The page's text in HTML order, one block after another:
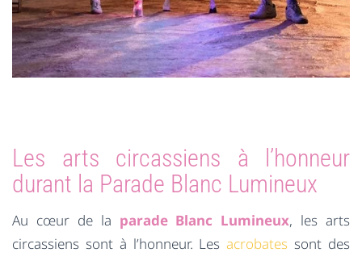
Les arts circassiens à l’honneur
durant la Parade Blanc Lumineux
Au cœur de la parade Blanc Lumineux, les arts
circassiens sont à l’honneur. Lesacrobates sont des